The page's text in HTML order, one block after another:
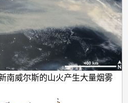
南威尔斯的山火产生大量烟雾